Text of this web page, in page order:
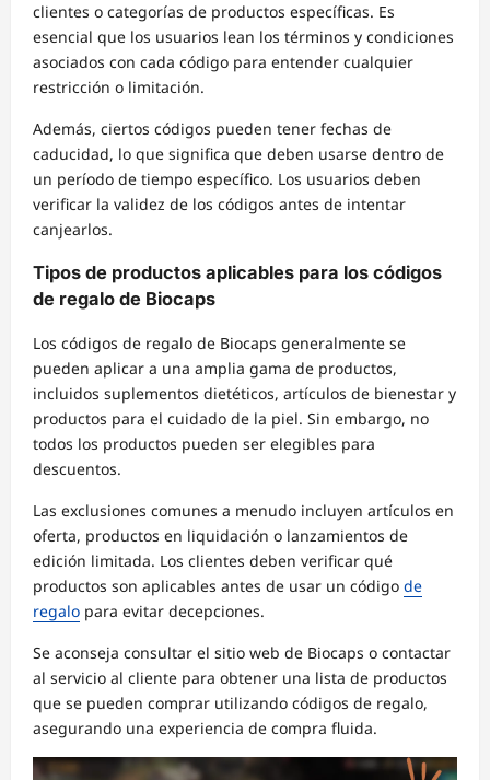
clientes o categorías de productos específicas. Es
esencial que los usuarios lean los términos y condiciones
asociados con cada código para entender cualquier
restricción o limitación.
Además, ciertos códigos pueden tener fechas de
caducidad, lo que significa que deben usarse dentro de
un período de tiempo específico. Los usuarios deben
verificar la validez de los códigos antes de intentar
canjearlos.
Tipos de productos aplicables para los códigos
de regalo de Biocaps
Los códigos de regalo de Biocaps generalmente se
pueden aplicar a una amplia gama de productos,
incluidos suplementos dietéticos, artículos de bienestar y
productos para el cuidado de la piel. Sin embargo, no
todos los productos pueden ser elegibles para
descuentos.
Las exclusiones comunes a menudo incluyen artículos en
oferta, productos en liquidación o lanzamientos de
edición limitada. Los clientes deben verificar qué
productos son aplicables antes de usar un código de
regalo para evitar decepciones.
Se aconseja consultar el sitio web de Biocaps o contactar
al servicio al cliente para obtener una lista de productos
que se pueden comprar utilizando códigos de regalo,
asegurando una experiencia de compra fluida.